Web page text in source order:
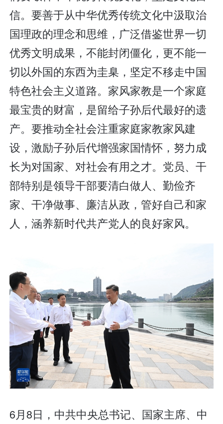
信。要善于从中华优秀传统文化中汲取治
国理政的理念和思维，广泛借鉴世界一切
优秀文明成果，不能封闭僵化，更不能一
切以外国的东西为圭臬，坚定不移走中国
特色社会主义道路。家风家教是一个家庭
最宝贵的财富，是留给子孙后代最好的遗
产。要推动全社会注重家庭家教家风建
设，激励子孙后代增强家国情怀，努力成
长为对国家、对社会有用之才。党员、干
部特别是领导干部要清白做人、勤俭齐
家、干净做事、廉洁从政，管好自己和家
人，涵养新时代共产党人的良好家风。
6月8日，中共中央总书记、国家主席、中